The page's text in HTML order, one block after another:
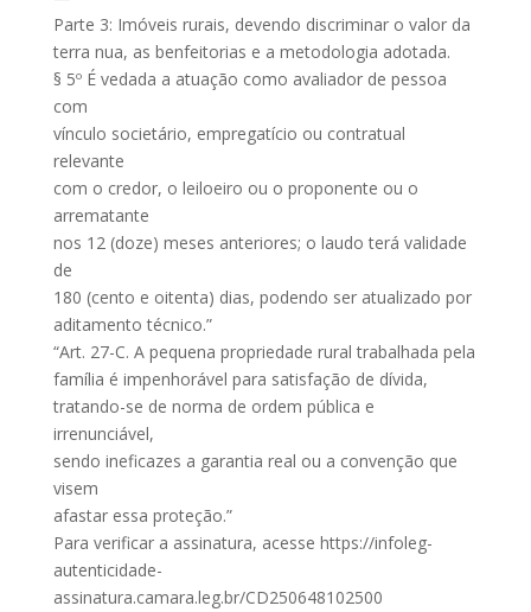
Parte 3: Imóveis rurais, devendo discriminar o valor da
terra nua, as benfeitorias e a metodologia adotada.
§ 5º É vedada a atuação como avaliador de pessoa
com
vínculo societário, empregatício ou contratual
relevante
com o credor, o leiloeiro ou o proponente ou o
arrematante
nos 12 (doze) meses anteriores; o laudo terá validade
de
180 (cento e oitenta) dias, podendo ser atualizado por
aditamento técnico.”
“Art. 27-C. A pequena propriedade rural trabalhada pela
família é impenhorável para satisfação de dívida,
tratando-se de norma de ordem pública e
irrenunciável,
sendo ineficazes a garantia real ou a convenção que
visem
afastar essa proteção.”
Para verificar a assinatura, acesse https://infoleg-
autenticidade-
assinatura.camara.leg.br/CD250648102500